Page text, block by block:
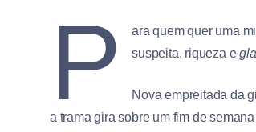
P
ara quem quer uma
suspeita, riqueza e
Nova empreitada da
a trama gira sobre um fim de